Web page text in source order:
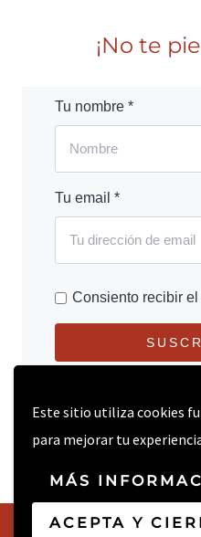
Este sitio utiliza cookies
para mejorar tu
MÁS
ACEPTA Y
¡No te
Tu nombre *
Tu email *
Consiento recibir